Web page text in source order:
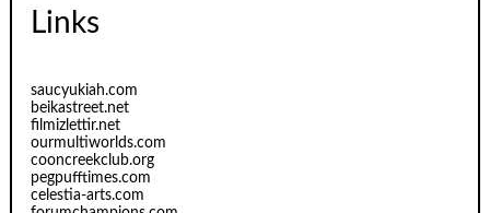
Links
saucyukiah.com
beikastreet.net
filmizlettir.net
ourmultiworlds.com
cooncreekclub.org
pegpufftimes.com
celestia-arts.com